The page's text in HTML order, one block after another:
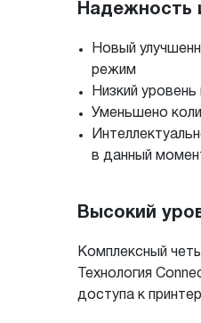
Надежность
Новый
режим
Низкий
Уменьшено
в данный
Высокий
Комплексный
Технология
доступа к